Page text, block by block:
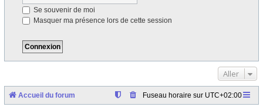
Se souvenir de moi
Masquer ma présence lors de cette session
Aller
Accueil du forum Fuseau horaire sur UTC+02:00